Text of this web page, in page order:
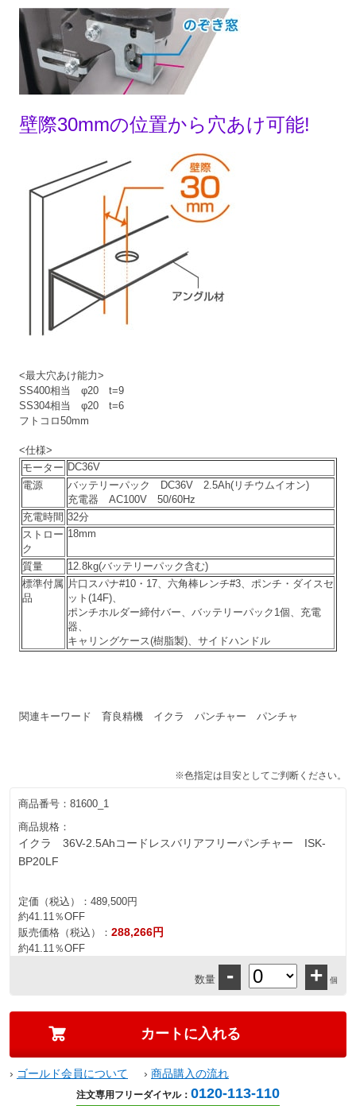
壁際30mmの位置から穴あけ可能!
<最大穴あけ能力>
SS400相当 φ20 t=9
SS304相当 φ20 t=6
フトコロ50mm
<仕様>
モーター DC36V
電源
バッテリーパック DC36V 2.5Ah(リチウムイオン)
充電器 AC100V 50/60Hz
充電時間 32分
ストロー
ク
18mm
質量
12.8kg(バッテリーパック含む)
標準付属
品
片口スパナ#10・17、六角棒レンチ#3、ポンチ・ダイスセ
ット(14F)、
ポンチホルダー締付バー、バッテリーパック1個、充電
器、
キャリングケース(樹脂製)、サイドハンドル
関連キーワード 育良精機 イクラ パンチャー パンチャ
※色指定は目安としてご判断ください。
商品番号： 81600_1
商品規格：
イクラ 36V-2.5Ahコードレスバリアフリーパンチャー ISK-
BP20LF
定価（税込）： 489,500円
約41.11％OFF
販売価格（税込）： 288,266円
約41.11％OFF
数量 - + 個
› ゴールド会員について › 商品購入の流れ
注文専用フリーダイヤル： 0120-113-110